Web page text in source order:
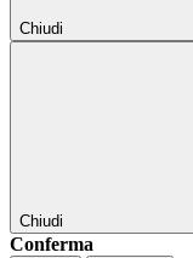
Chiudi
Chiudi
Conferma